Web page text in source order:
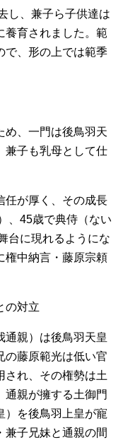
し、兼子ら子供達は
養育されました。範
で、形の上では範季
め、一門は後鳥羽天
兼子も乳母として仕
任が厚く、その成長
、45歳で典侍（ない
台に現れるようにな
権中納言・藤原宗頼
の対立
通親）は後鳥羽天皇
の藤原範光は低い官
され、その権勢は土
通親が擁する土御門
）を後鳥羽上皇が寵
兼子兄妹と通親の間